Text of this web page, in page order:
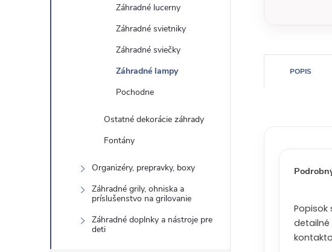
Záhradné lucerny
Záhradné svietniky
Záhradné sviečky
Záhradné lampy
Pochodne
Ostatné dekorácie záhrady
Fontány
Organizéry, prepravky, boxy
Záhradné grily, ohniska a
príslušenstvo na grilovanie
Záhradné doplnky a nástroje pre
deti
POPIS
Popisok
detailné